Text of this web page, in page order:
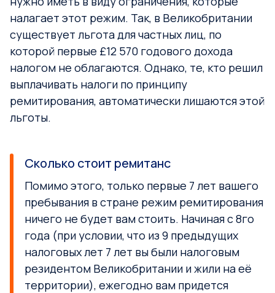
налагает этот режим. Так, в Великобритании
существует льгота для частных лиц, по
которой первые £12 570 годового дохода
налогом не облагаются. Однако, те, кто решил
выплачивать налоги по принципу
ремитирования, автоматически лишаются этой
льготы.
Сколько стоит ремитанс
Помимо этого, только первые 7 лет вашего
пребывания в стране режим ремитирования
ничего не будет вам стоить. Начиная с 8го
года (при условии, что из 9 предыдущих
налоговых лет 7 лет вы были налоговым
резидентом Великобритании и жили на её
территории), ежегодно вам придется